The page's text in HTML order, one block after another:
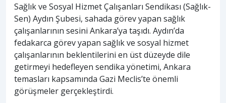
Sağlık ve Sosyal Hizmet Çalışanları Sendikası (Sağlık-
Sen) Aydın Şubesi, sahada görev yapan sağlık
çalışanlarının sesini Ankara’ya taşıdı. Aydın’da
fedakarca görev yapan sağlık ve sosyal hizmet
çalışanlarının beklentilerini en üst düzeyde dile
getirmeyi hedefleyen sendika yönetimi, Ankara
temasları kapsamında Gazi Meclis’te önemli
görüşmeler gerçekleştirdi.